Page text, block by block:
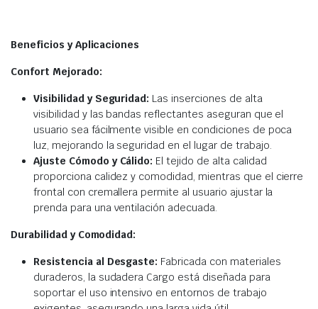
Beneficios y Aplicaciones
Confort Mejorado:
Visibilidad y Seguridad: Las inserciones de alta
visibilidad y las bandas reflectantes aseguran que el
usuario sea fácilmente visible en condiciones de poca
luz, mejorando la seguridad en el lugar de trabajo.
Ajuste Cómodo y Cálido: El tejido de alta calidad
proporciona calidez y comodidad, mientras que el cierre
frontal con cremallera permite al usuario ajustar la
prenda para una ventilación adecuada.
Durabilidad y Comodidad:
Resistencia al Desgaste: Fabricada con materiales
duraderos, la sudadera Cargo está diseñada para
soportar el uso intensivo en entornos de trabajo